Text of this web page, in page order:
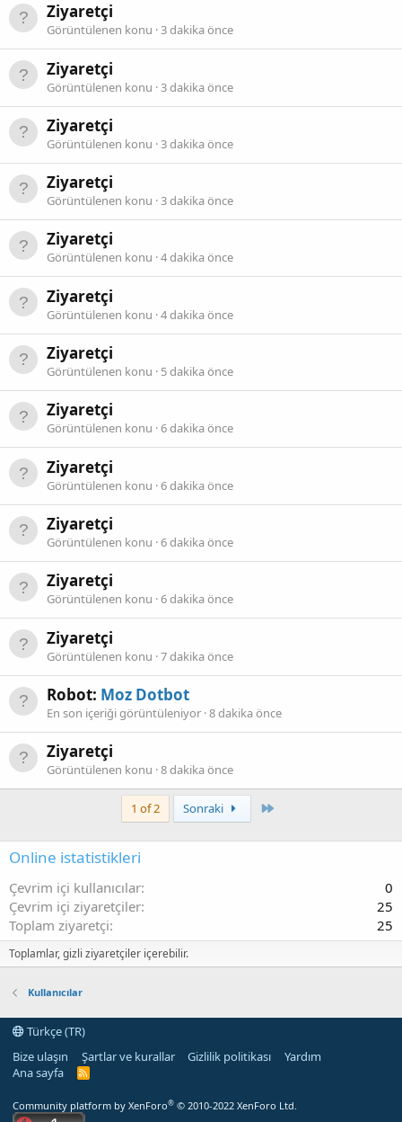
Ziyaretçi
Görüntülenen konu 3 dakika önce
Ziyaretçi
Görüntülenen konu 3 dakika önce
Ziyaretçi
Görüntülenen konu 3 dakika önce
Ziyaretçi
Görüntülenen konu 3 dakika önce
Ziyaretçi
Görüntülenen konu 4 dakika önce
Ziyaretçi
Görüntülenen konu 4 dakika önce
Ziyaretçi
Görüntülenen konu 5 dakika önce
Ziyaretçi
Görüntülenen konu 6 dakika önce
Ziyaretçi
Görüntülenen konu 6 dakika önce
Ziyaretçi
Görüntülenen konu 6 dakika önce
Ziyaretçi
Görüntülenen konu 6 dakika önce
Ziyaretçi
Görüntülenen konu 7 dakika önce
Robot: Moz Dotbot
En son içeriği görüntüleniyor 8 dakika önce
Ziyaretçi
Görüntülenen konu 8 dakika önce
1 of 2 Sonraki
Online istatistikleri
Çevrim içi kullanıcılar
0
Çevrim içi ziyaretçiler
25
Toplam ziyaretçi
25
Toplamlar, gizli ziyaretçiler içerebilir.
Kullanıcılar
Türkçe (TR)
Bize ulaşın
Şartlar ve kurallar Gizlilik politikası
Yardım
Ana sayfa
R
Community platform by XenForo® © 2010-2022 XenForo Ltd.